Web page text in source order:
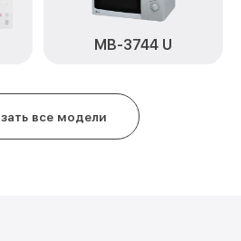
MB-3744 U
все модели